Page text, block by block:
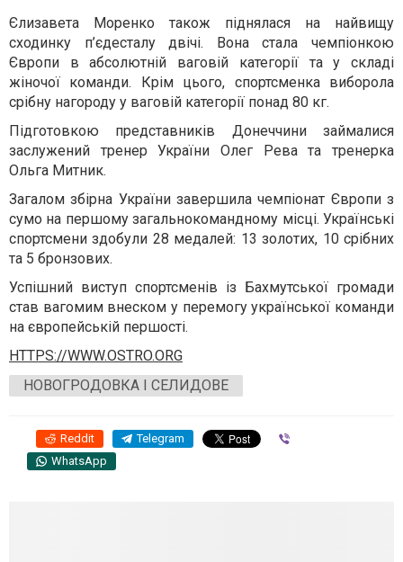
Єлизавета Моренко також піднялася на найвищу
сходинку п’єдесталу двічі. Вона стала чемпіонкою
Європи в абсолютній ваговій категорії та у складі
жіночої команди. Крім цього, спортсменка виборола
срібну нагороду у ваговій категорії понад 80 кг.
Підготовкою представників Донеччини займалися
заслужений тренер України Олег Рева та тренерка
Ольга Митник.
Загалом збірна України завершила чемпіонат Європи з
сумо на першому загальнокомандному місці. Українські
спортсмени здобули 28 медалей: 13 золотих, 10 срібних
та 5 бронзових.
Успішний виступ спортсменів із Бахмутської громади
став вагомим внеском у перемогу української команди
на європейській першості.
HTTPS://WWW.OSTRO.ORG
НОВОГРОДОВКА І СЕЛИДОВЕ
Reddit Telegram
WhatsApp